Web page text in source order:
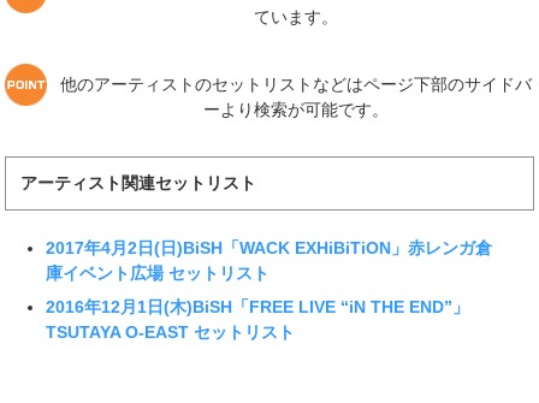
ています。
他のアーティストのセットリストなどはページ下部のサイドバ
ーより検索が可能です。
アーティスト関連セットリスト
2017年4月2日(日)BiSH「WACK EXHiBiTiON」赤レンガ倉
庫イベント広場 セットリスト
2016年12月1日(木)BiSH「FREE LIVE “iN THE END”」
TSUTAYA O-EAST セットリスト